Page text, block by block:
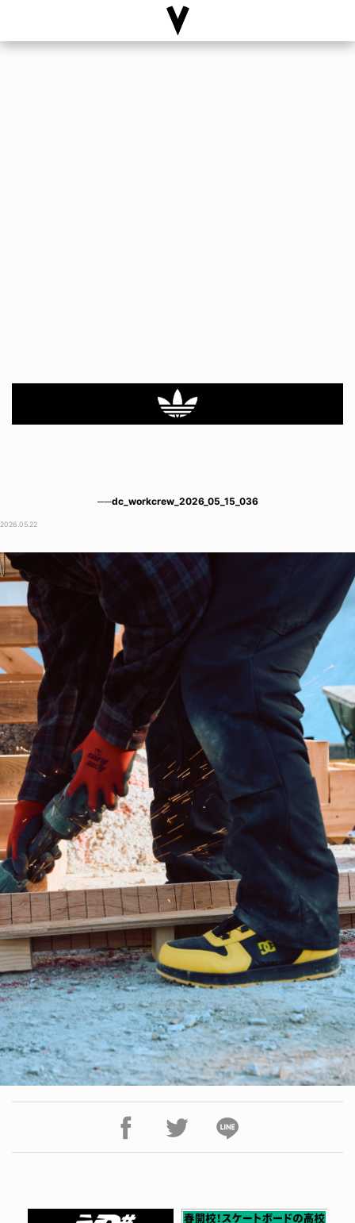
──dc_workcrew_2026_05_15_036
2026.05.22